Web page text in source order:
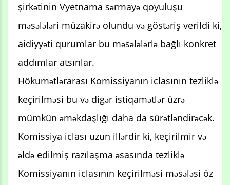
şirkətinin Vyetnama sərmayə qoyuluşu
məsələləri müzakirə olundu və göstəriş verildi ki,
aidiyyəti qurumlar bu məsələlərlə bağlı konkret
addımlar atsınlar.
Hökumətlərarası Komissiyanın iclasının tezliklə
keçirilməsi bu və digər istiqamətlər üzrə
mümkün əməkdaşlığı daha da sürətləndirəcək.
Komissiya iclası uzun illərdir ki, keçirilmir və
əldə edilmiş razılaşma əsasında tezliklə
Komissiyanın iclasının keçirilməsi məsələsi öz